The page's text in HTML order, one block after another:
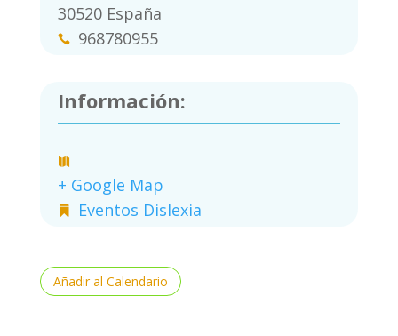
30520 España
968780955
Información:
+ Google Map
Eventos Dislexia
Añadir al Calendario